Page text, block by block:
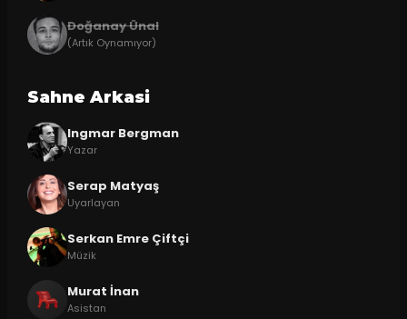
Doğanay Ünal
(Artık Oynamıyor)
Sahne Arkasi
Ingmar Bergman
Yazar
Serap Matyaş
Uyarlayan
Serkan Emre Çiftçi
Müzik
Murat İnan
Asistan